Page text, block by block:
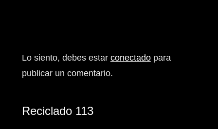
Lo siento, debes estar conectadopara
publicar un comentario.
Reciclado 113